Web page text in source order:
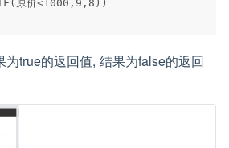
为true的返回值, 结果为false的返回